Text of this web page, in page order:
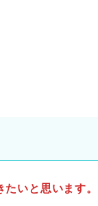
いと思います。